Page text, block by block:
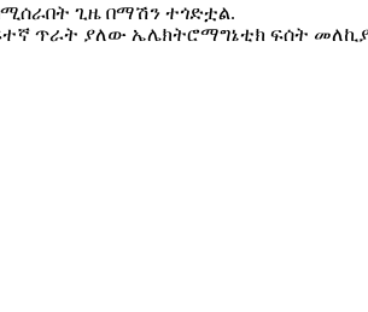
ጊዜ በማሽን ተጎድቷል.
ጥራት ያለው ኤሌክትሮማግኔቲክ ፍሰት